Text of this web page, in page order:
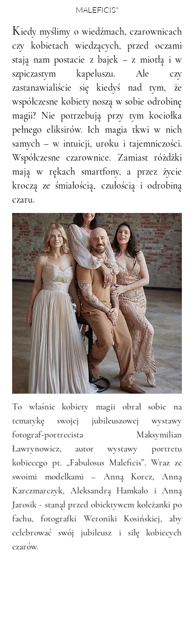
MALEFICIS"
Kiedy myślimy o wiedźmach, czarownicach
czy kobietach wiedzących, przed oczami
stają nam postacie z bajek – z miotłą i w
szpiczastym kapeluszu. Ale czy
zastanawialiście się kiedyś nad tym, że
współczesne kobiety noszą w sobie odrobinę
magii? Nie potrzebują przy tym kociołka
pełnego eliksirów. Ich magia tkwi w nich
samych – w intuicji, uroku i tajemniczości.
Współczesne czarownice. Zamiast różdżki
mają w rękach smartfony, a przez życie
kroczą ze śmiałością, czułością i odrobiną
czaru.
To właśnie kobiety magii obrał sobie na
tematykę swojej jubileuszowej wystawy
fotograf-portrecista Maksymilian
Ławrynowicz, autor wystawy portretu
kobiecego pt. „Fabulosus Maleficis”. Wraz ze
swoimi modelkami – Anną Korcz, Anną
Karczmarczyk, Aleksandrą Hamkało i Anną
Jarosik - stanął przed obiektywem koleżanki po
fachu, fotografki Weroniki Kosińskiej, aby
celebrować swój jubileusz i siłę kobiecych
czarów.